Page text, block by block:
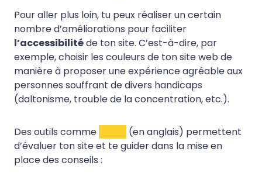
Pour aller plus loin, tu peux réaliser un certain
nombre d’améliorations pour faciliter
l’accessibilitéde ton site. C’est-à-dire, par
exemple, choisir les couleurs de ton site web de
manière à proposer une expérience agréable aux
personnes souffrant de divers handicaps
(daltonisme, trouble de la concentration, etc.).
Des outils comme
(en anglais) permettent
d’évaluer ton site et te guider dans la mise en
place des conseils :